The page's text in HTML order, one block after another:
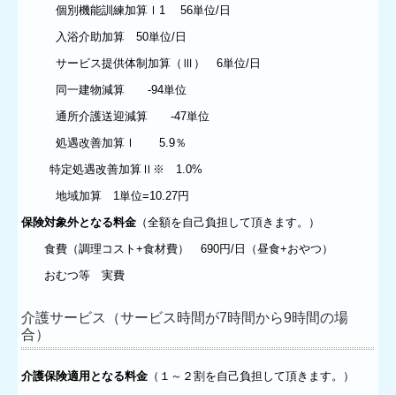
個別機能訓練加算Ⅰ1 56単位/日
入浴介助加算 50単位/日
サービス提供体制加算（Ⅲ） 6単位/日
同一建物減算 -94単位
通所介護送迎減算 -47単位
処遇改善加算Ⅰ 5.9％
特定処遇改善加算Ⅱ※ 1.0%
地域加算 1単位=10.27円
保険対象外となる料金 （全額を自己負担して頂きます。）
食費（調理コスト+食材費） 690円/日（昼食+おやつ）
おむつ等 実費
介護サービス（サービス時間が7時間から9時間の場
合）
介護保険適用となる料金 （１～２割を自己負担して頂きます。）